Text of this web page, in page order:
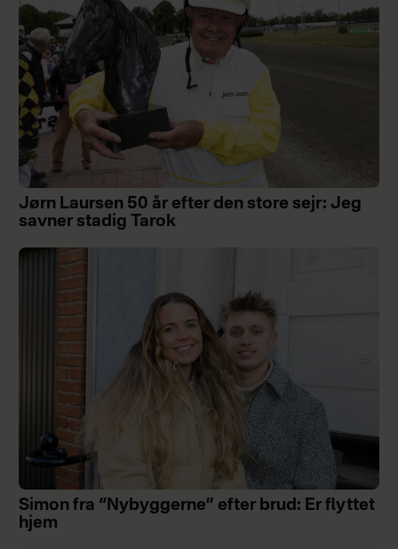
Jørn Laursen 50 år efter den store sejr: Jeg
savner stadig Tarok
Simon fra “Nybyggerne” efter brud: Er flyttet
hjem